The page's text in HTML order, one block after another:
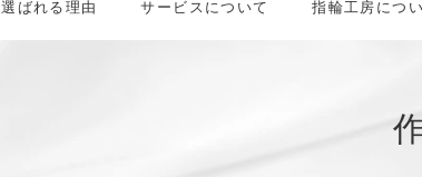
選ばれる理由 サービスについて 指輪工房につ